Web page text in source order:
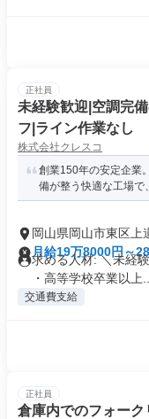
正社員
未経験歓迎|空調完
フ|ライン作業なし
株式会社クレスコ
創業150年の安定企業
備が整う快適な工場で
岡山県岡山市東区上
月給19万8000円～
求める人材: ＼未経
・高等学校卒業以上...
交通費支給
正社員
倉庫内でのフォー